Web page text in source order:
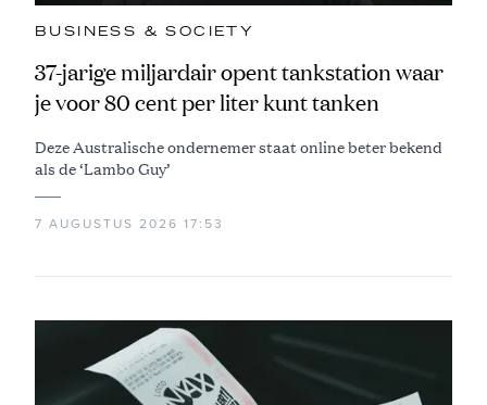
BUSINESS & SOCIETY
37-jarige miljardair opent tankstation waar
je voor 80 cent per liter kunt tanken
Deze Australische ondernemer staat online beter bekend
als de ‘Lambo Guy’
7 AUGUSTUS 2026 17:53